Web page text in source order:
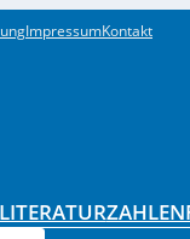
ImpressumKontakt